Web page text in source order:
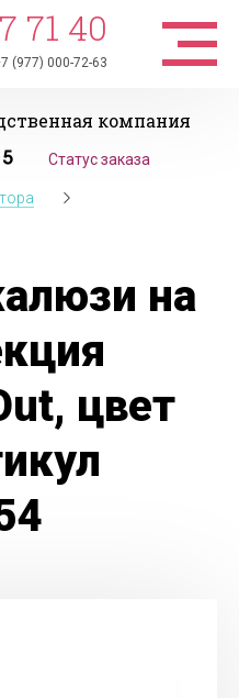
71 40
(977) 000-72-63
компания
Статус заказа
на
цвет